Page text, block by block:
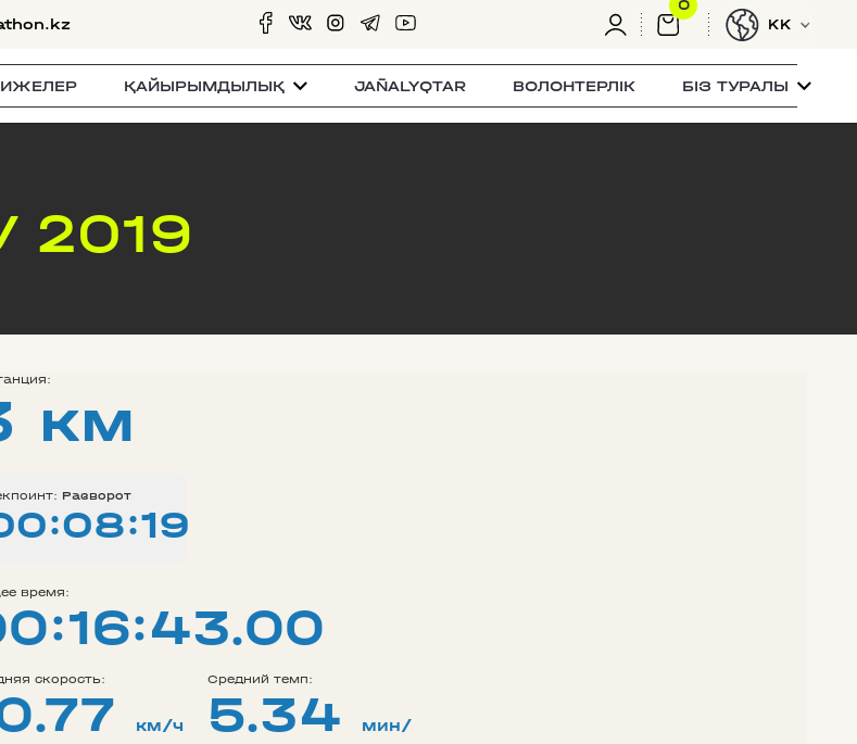
0
KK
ҚАЙЫРЫМДЫЛЫҚ JAÑALYQTAR ВОЛОНТЕРЛІК БІЗ ТУРАЛЫ
2019
км
Разворот
время:
скорость:
км/ч
Средний темп:
5.34 мин/